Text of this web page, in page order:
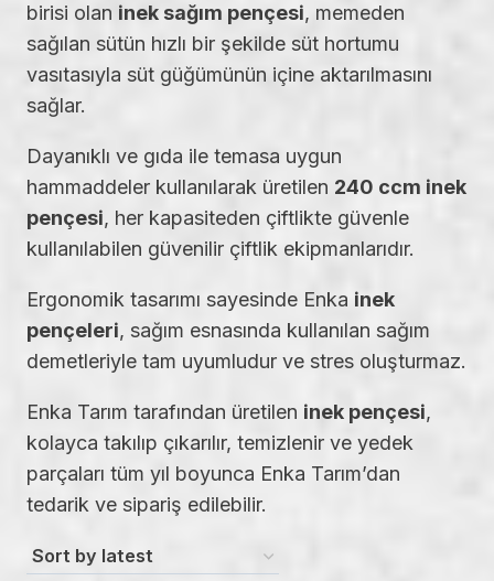
birisi olan inek sağım pençesi, memeden
sağılan sütün hızlı bir şekilde süt hortumu
vasıtasıyla süt güğümünün içine aktarılmasını
sağlar.
Dayanıklı ve gıda ile temasa uygun
hammaddeler kullanılarak üretilen 240 ccm inek
pençesi, her kapasiteden çiftlikte güvenle
kullanılabilen güvenilir çiftlik ekipmanlarıdır.
Ergonomik tasarımı sayesinde Enka inek
pençeleri, sağım esnasında kullanılan sağım
demetleriyle tam uyumludur ve stres oluşturmaz.
Enka Tarım tarafından üretilen inek pençesi,
kolayca takılıp çıkarılır, temizlenir ve yedek
parçaları tüm yıl boyunca Enka Tarım’dan
tedarik ve sipariş edilebilir.